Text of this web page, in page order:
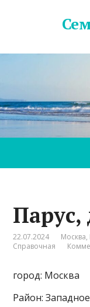
Парус,
22.07.2024 Москва,
Справочная
город: Москва
Район: